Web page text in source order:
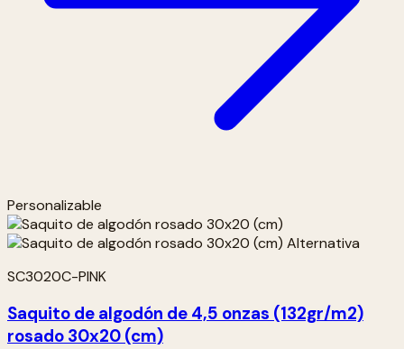
Personalizable
SC3020C-PINK
Saquito de algodón de 4,5 onzas (132gr/m2)
rosado 30x20 (cm)